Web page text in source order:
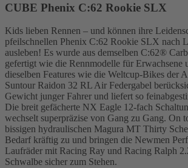
CUBE Phenix C:62 Rookie SLX
Kids lieben Rennen – und können ihre
pfeilschnellen Phenix C:62 Rookie SLX nach
ausleben! Es wurde aus demselben C:62®
gefertigt wie die Rennmodelle für Erwachsene
dieselben Features wie die Weltcup-Bikes der
Suntour Raidon 32 RL Air Federgabel
Gewicht junger Fahrer und liefert so
Die breit gefächerte NX Eagle 12-fach
wechselt superpräzise von Gang zu Gang. On
bissigen hydraulischen Magura MT Thirty
Bedarf kräftig zu und bringen die Newmen
Laufräder mit Racing Ray und Racing Ralph
Schwalbe sicher zum Stehen.